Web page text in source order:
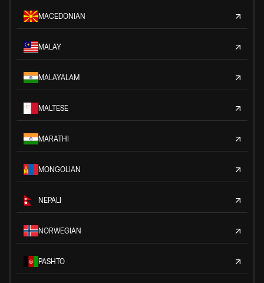
MACEDONIAN
MALAY
MALAYALAM
MALTESE
MARATHI
MONGOLIAN
NEPALI
NORWEGIAN
PASHTO